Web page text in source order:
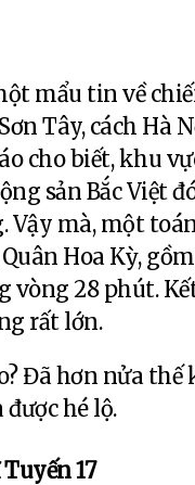
mẩu tin về
Tây, cách Hà
cho biết, khu
sản Bắc Việt
Vậy mà, một
Hoa Kỳ,
28 phút.
rất lớn.
Đã hơn nửa thế
hé lộ.
17